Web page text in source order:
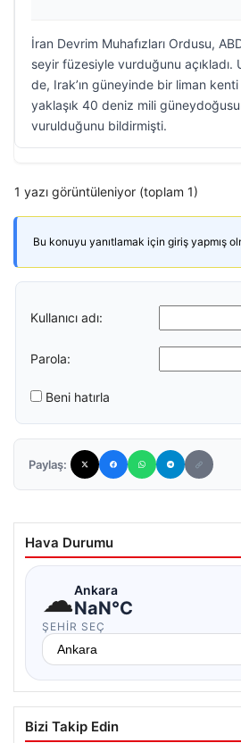
İran Devrim Muhafızları Ordusu,
seyir füzesiyle vurduğunu açıkladı.
de, Irak’ın güneyinde bir liman kenti
yaklaşık 40 deniz mili
vurulduğunu bildirmişti.
1 yazı görüntüleniyor (toplam 1)
Bu konuyu yanıtlamak için giriş yapmış
Kullanıcı adı:
Parola:
Beni hatırla
Paylaş:
Hava Durumu
☁Ankara
NaN°C
ŞEHIR SEÇ
Bizi Takip Edin